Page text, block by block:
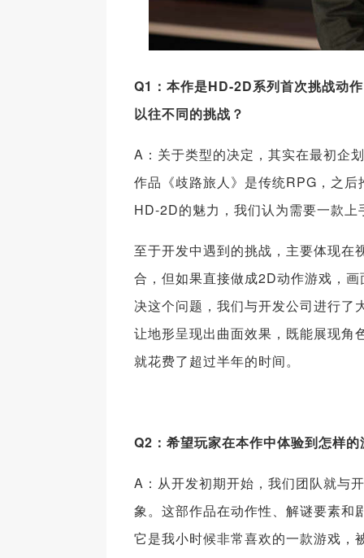
Q1：本作是HD-2D系列首次挑战动
以往不同的挑战？
A：关于类型的决定，其实在最初企
作品《歧路旅人》是传统RPG，之
HD-2D的魅力，我们认为需要一款
至于开发中遇到的挑战，主要体现
合，但如果直接做成2D动作游戏，
决这个问题，我们与开发公司进行
让地形呈现出曲面效果，既能展现角
就花费了超过半年的时间。
Q2：希望玩家在本作中体验到怎样
A：从开发初期开始，我们团队就与
象。这部作品在动作性、解谜要素和
它是我小时候非常喜欢的一款游戏，